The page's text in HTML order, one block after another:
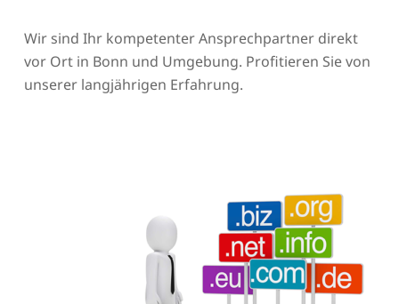
Wir sind Ihr kompetenter Ansprechpartner direkt
vor Ort in Bonn und Umgebung. Profitieren Sie von
unserer langjährigen Erfahrung.